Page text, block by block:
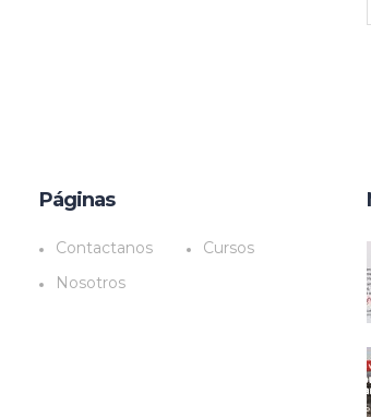
Páginas
Contactanos
Cursos
Nosotros